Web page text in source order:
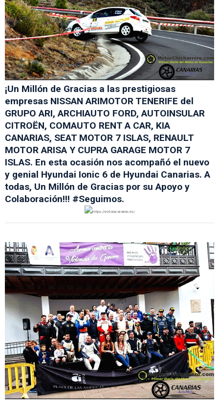
¡Un Millón de Gracias a las prestigiosas
empresas NISSAN ARIMOTOR TENERIFE del
GRUPO ARI, ARCHIAUTO FORD, AUTOINSULAR
CITROËN, COMAUTO RENT A CAR, KIA
CANARIAS, SEAT MOTOR 7 ISLAS, RENAULT
MOTOR ARISA Y CUPRA GARAGE MOTOR 7
ISLAS. En esta ocasión nos acompañó el nuevo
y genial Hyundai Ionic 6 de Hyundai Canarias. A
todas, Un Millón de Gracias por su Apoyo y
Colaboración!!! #Seguimos.